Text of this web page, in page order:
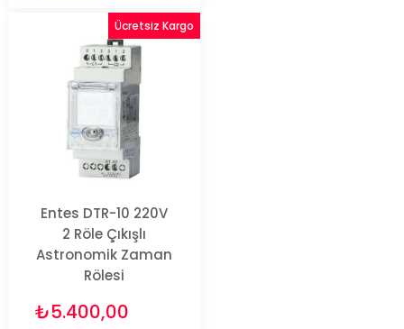
Entes DTR-10 220V
2 Röle Çıkışlı
Astronomik Zaman
Rölesi
₺5.400,00
Ücretsiz Kargo